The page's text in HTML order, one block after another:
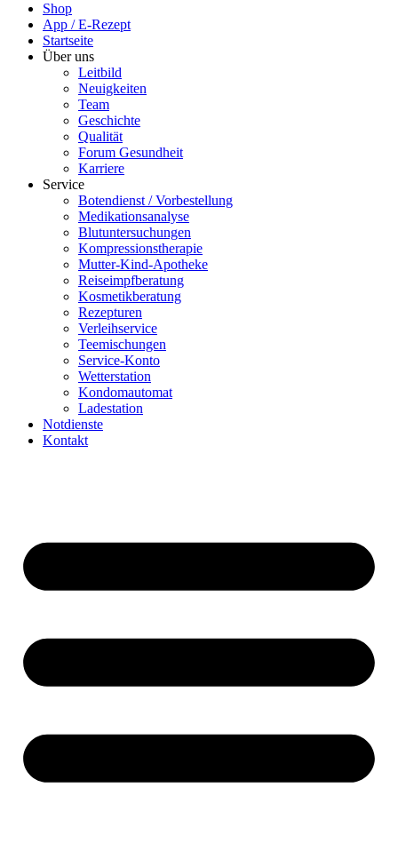
Shop
App / E-Rezept
Startseite
Über uns
Leitbild
Neuigkeiten
Team
Geschichte
Qualität
Forum Gesundheit
Karriere
Service
Botendienst / Vorbestellung
Medikationsanalyse
Blutuntersuchungen
Kompressionstherapie
Mutter-Kind-Apotheke
Reiseimpfberatung
Kosmetikberatung
Rezepturen
Verleihservice
Teemischungen
Service-Konto
Wetterstation
Kondomautomat
Ladestation
Notdienste
Kontakt